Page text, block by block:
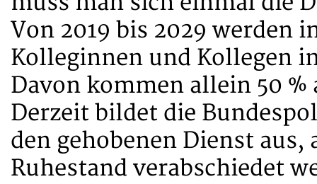
Von 2019 bis 2029 werden
Kolleginnen und Kollegen
Davon kommen allein 50
Derzeit bildet die
den gehobenen Dienst
Ruhestand verabschiedet